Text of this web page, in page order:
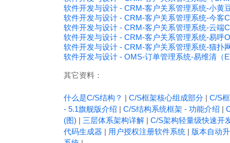
软件开发与设计 - CRM-客户关系管理系统-小黄
软件开发与设计 - CRM-客户关系管理系统-今客
软件开发与设计 - CRM-客户关系管理系统-云端
软件开发与设计 - CRM-客户关系管理系统-易呼
软件开发与设计 - CRM-客户关系管理系统-猫扑
软件开发与设计 - OMS-订单管理系统-易维清（
其它资料：
什么是C/S结构？ | C/S框架核心组成部分 | C/S
- 5.1旗舰版介绍 | C/S结构系统框架 - 功能介绍 |
(图) | 三层体系架构详解 | C/S架构轻量级快速开
代码生成器 | 用户授权注册软件系统 | 版本自动